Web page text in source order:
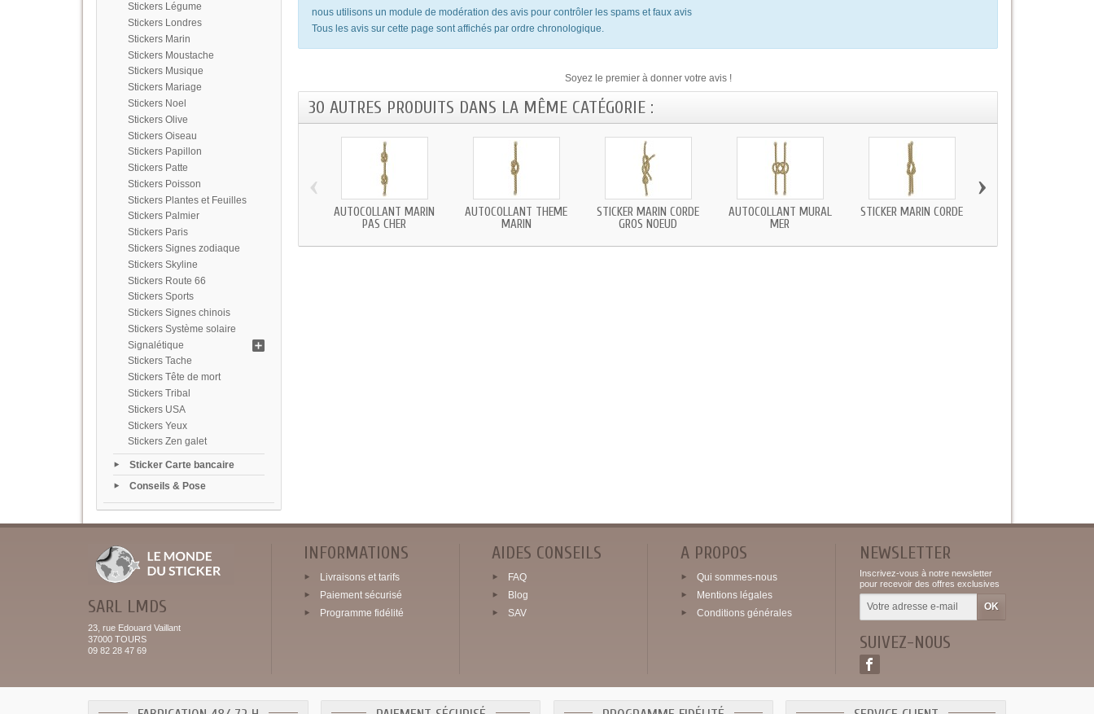
Stickers Légume
Stickers Londres
Stickers Marin
Stickers Moustache
Stickers Musique
Stickers Mariage
Stickers Noel
Stickers Olive
Stickers Oiseau
Stickers Papillon
Stickers Patte
Stickers Poisson
Stickers Plantes et Feuilles
Stickers Palmier
Stickers Paris
Stickers Signes zodiaque
Stickers Skyline
Stickers Route 66
Stickers Sports
Stickers Signes chinois
Stickers Système solaire
Signalétique
Stickers Tache
Stickers Tête de mort
Stickers Tribal
Stickers USA
Stickers Yeux
Stickers Zen galet
Sticker Carte bancaire
Conseils & Pose
nous utilisons un module de modération des avis pour contrôler les spams et faux avis
Tous les avis sur cette page sont affichés par ordre chronologique.
Soyez le premier à donner votre avis !
30 AUTRES PRODUITS DANS LA MÊME CATÉGORIE :
AUTOCOLLANT MARIN
PAS CHER
AUTOCOLLANT THEME
MARIN
STICKER MARIN CORDE
GROS NOEUD
AUTOCOLLANT MURAL
MER
STICKER MARIN CORDE
‹ ›
SARL LMDS
23, rue Edouard Vaillant
37000 TOURS
09 82 28 47 69
INFORMATIONS
Livraisons et tarifs
Paiement sécurisé
Programme fidélité
AIDES CONSEILS
FAQ
Blog
SAV
A PROPOS
Qui sommes-nous
Mentions légales
Conditions générales
NEWSLETTER
Inscrivez-vous à notre newsletter
pour recevoir des offres exclusives
SUIVEZ-NOUS